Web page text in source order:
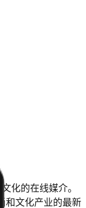
化的在线媒介。
和文化产业的最新